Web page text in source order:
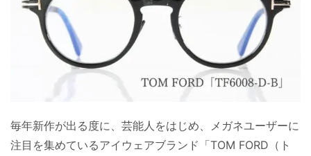
毎年新作が出る度に、芸能人をはじめ、メガネユーザーに
注目を集めているアイウェアブランド「TOM FORD（ト